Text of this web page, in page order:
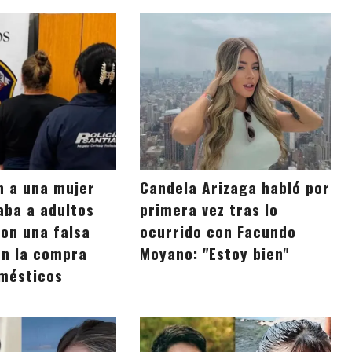
a una mujer
a adultos
una falsa
la compra
Candela Arizaga habló por
primera vez tras lo
ocurrido con Facundo
Moyano: "Estoy bien"